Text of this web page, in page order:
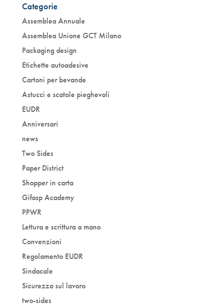
Categorie
Assemblea Annuale
Assemblea Unione GCT Milano
Packaging design
Etichette autoadesive
Cartoni per bevande
Astucci e scatole pieghevoli
EUDR
Anniversari
news
Two Sides
Paper District
Shopper in carta
Gifasp Academy
PPWR
Lettura e scrittura a mano
Convenzioni
Regolamento EUDR
Sindacale
Sicurezza sul lavoro
two-sides